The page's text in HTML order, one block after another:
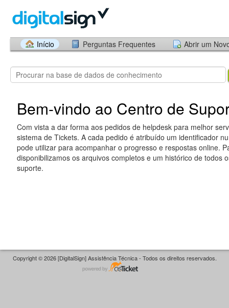
Início Perguntas Frequentes Abrir um
Bem-vindo ao Centro de
Com vista a dar forma aos pedidos de helpdesk para melhor
sistema de Tickets. A cada pedido é atribuído um identificador
pode utilizar para acompanhar o progresso e respostas online.
disponibilizamos os arquivos completos e um histórico de todos
suporte.
Copyright © 2026 [DigitalSign] Assistência Técnica - Todos os direitos reservados.